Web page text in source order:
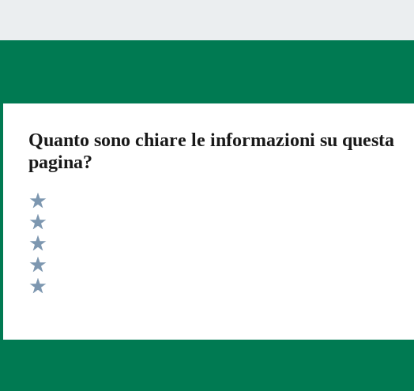
Quanto sono chiare le informazioni su questa
pagina?
Valuta 5 stelle su 5
Valuta 4 stelle su 5
Valuta 3 stelle su 5
Valuta 2 stelle su 5